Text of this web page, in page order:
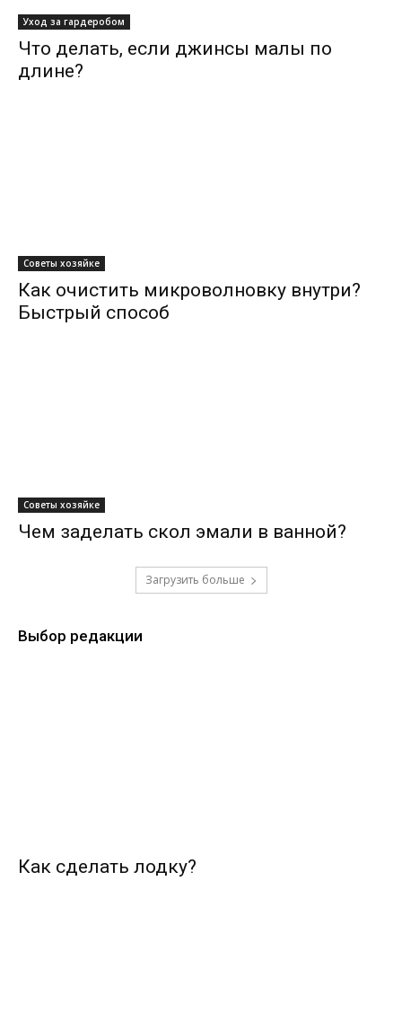
Уход за гардеробом
Что делать, если джинсы малы по
длине?
Советы хозяйке
Как очистить микроволновку внутри?
Быстрый способ
Советы хозяйке
Чем заделать скол эмали в ванной?
Загрузить больше
Выбор редакции
Как сделать лодку?